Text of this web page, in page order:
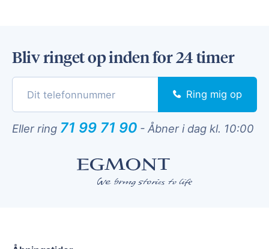
Bliv ringet op inden for 24 timer
Ring mig op
Eller ring 71 99 71 90 - Åbner i dag kl. 10:00